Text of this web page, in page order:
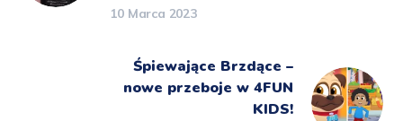
10 Marca 2023
Śpiewające Brzdące –
nowe przeboje w 4FUN
KIDS!